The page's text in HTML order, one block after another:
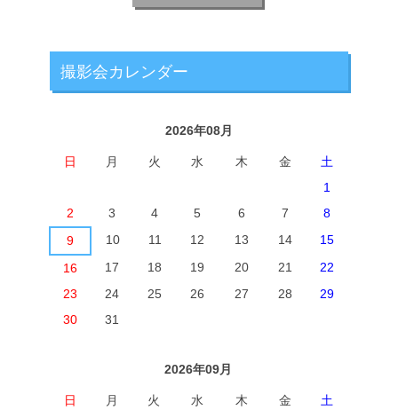
撮影会カレンダー
2026年08月
日 月 火 水 木 金
土
1
2
3 4 5 6 7
8
9
10 11 12 13 14
15
16
17 18 19 20 21
22
23
24 25 26 27 28
29
30
31
2026年09月
日 月 火 水 木 金
土